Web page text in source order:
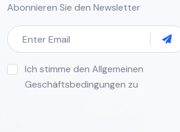
Abonnieren Sie den Newsletter
Ich stimme den Allgemeinen
Geschäftsbedingungen zu